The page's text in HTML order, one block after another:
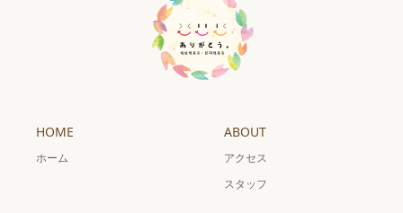
HOME
ホーム
ABOUT
アクセス
スタッフ